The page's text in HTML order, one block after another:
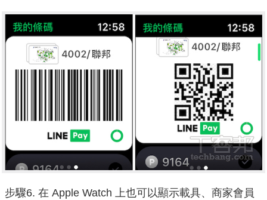
步驟6. 在 Apple Watch 上也可以顯示載具、商家會員